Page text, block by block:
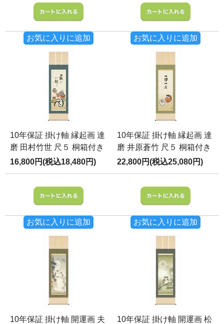
お気に入りに追加 お気に入りに追加
10年保証 掛け軸 縁起画 達
磨 田村竹世 尺５ 桐箱付き
16,800円(税込18,480円)
お気に入りに追加
10年保証 掛け軸 縁起画 達
磨 井原蒼竹 尺５ 桐箱付き
22,800円(税込25,080円)
お気に入りに追加
10年保証 掛け軸 開運画 夫
10年保証 掛け軸 開運画 松